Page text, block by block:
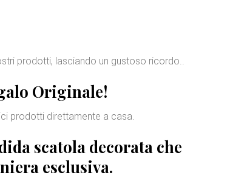
prodotti, lasciando un gustoso ricordo..
Originale!
prodotti direttamente a casa.
scatola decorata che
esclusiva.